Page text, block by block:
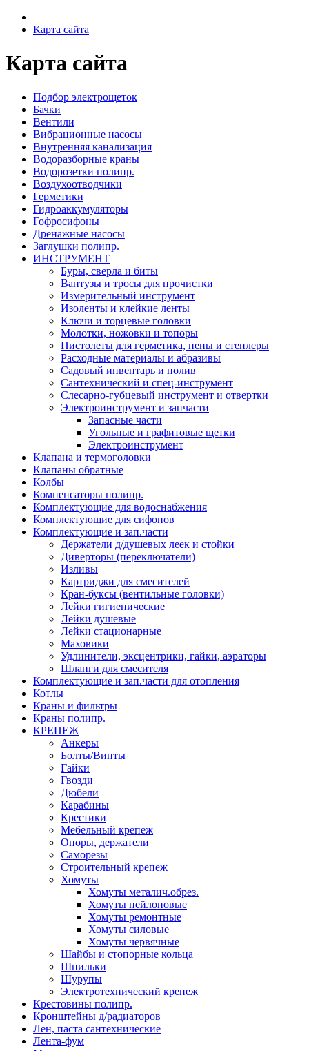
Карта сайта
Карта сайта
Подбор электрощеток
Бачки
Вентили
Вибрационные насосы
Внутренняя канализация
Водоразборные краны
Водорозетки полипр.
Воздухоотводчики
Герметики
Гидроаккумуляторы
Гофросифоны
Дренажные насосы
Заглушки полипр.
ИНСТРУМЕНТ
Буры, сверла и биты
Вантузы и тросы для прочистки
Измерительный инструмент
Изоленты и клейкие ленты
Ключи и торцевые головки
Молотки, ножовки и топоры
Пистолеты для герметика, пены и степлеры
Расходные материалы и абразивы
Садовый инвентарь и полив
Сантехнический и спец-инструмент
Слесарно-губцевый инструмент и отвертки
Электроинструмент и запчасти
Запасные части
Угольные и графитовые щетки
Электроинструмент
Клапана и термоголовки
Клапаны обратные
Колбы
Компенсаторы полипр.
Комплектующие для водоснабжения
Комплектующие для сифонов
Комплектующие и зап.части
Держатели д/душевых леек и стойки
Диверторы (переключатели)
Изливы
Картриджи для смесителей
Кран-буксы (вентильные головки)
Лейки гигиенические
Лейки душевые
Лейки стационарные
Маховики
Удлинители, эксцентрики, гайки, аэраторы
Шланги для смесителя
Комплектующие и зап.части для отопления
Котлы
Краны и фильтры
Краны полипр.
КРЕПЕЖ
Анкеры
Болты/Винты
Гайки
Гвозди
Дюбели
Карабины
Крестики
Мебельный крепеж
Опоры, держатели
Саморезы
Строительный крепеж
Хомуты
Хомуты металич.обрез.
Хомуты нейлоновые
Хомуты ремонтные
Хомуты силовые
Хомуты червячные
Шайбы и стопорные кольца
Шпильки
Шурупы
Электротехнический крепеж
Крестовины полипр.
Кронштейны д/радиаторов
Лен, паста сантехнические
Лента-фум